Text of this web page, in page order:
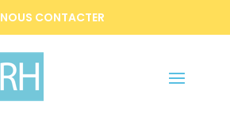
NOUS CONTACTER